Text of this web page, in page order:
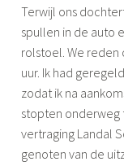
o
n
e
Terwijl ons
spullen in de auto
rolstoel. We reden
uur. Ik had
zodat ik na
stopten
vertraging Landal
genoten van de